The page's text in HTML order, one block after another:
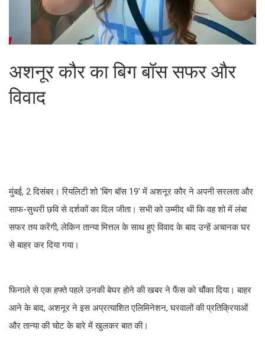
अशनूर कौर का बिग बॉस सफर और
विवाद
मुंबई, 2 दिसंबर। रियलिटी शो 'बिग बॉस 19' में अशनूर कौर ने अपनी सरलता और
साफ-सुथरी छवि से दर्शकों का दिल जीता। सभी को उम्मीद थी कि वह शो में लंबा
सफर तय करेंगी, लेकिन तान्या मित्तल के साथ हुए विवाद के बाद उन्हें अचानक घर
से बाहर कर दिया गया।
फिनाले से एक हफ्ते पहले उनकी बेघर होने की खबर ने फैंस को चौंका दिया। बाहर
आने के बाद, अशनूर ने इस अप्रत्याशित एलिमिनेशन, घरवालों की प्रतिक्रियाओं
और तान्या की चोट के बारे में खुलकर बात की।